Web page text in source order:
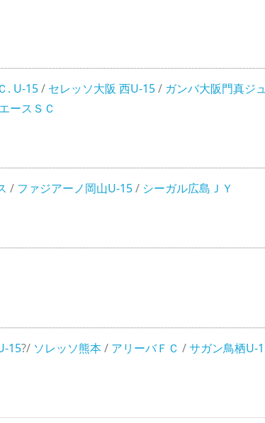
. U-15/ セレッソ大阪 西U-15/ ガンバ大阪門真ジ
ースＳＣ
/ ファジアーノ岡山U-15/ シーガル広島ＪＹ
15?/ ソレッソ熊本/ アリーバＦＣ /サガン鳥栖U-